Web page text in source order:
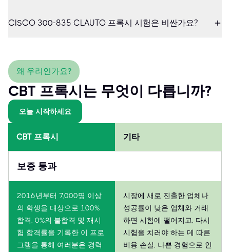
CISCO 300-835 CLAUTO 프록시 시험은 비싼가요?
왜 우리인가요?
CBT 프록시는 무엇이 다릅니까?
오늘 시작하세요
CBT 프록시 기타
보증 통과
2016년부터 7,000명 이상
의 학생을 대상으로 100%
합격, 0%의 불합격 및 재시
험 합격률을 기록한 이 프로
그램을 통해 여러분은 경력
시장에 새로 진출한 업체나
성공률이 낮은 업체와 거래
하면 시험에 떨어지고, 다시
시험을 치러야 하는 데 따른
비용 손실, 나쁜 경험으로 인